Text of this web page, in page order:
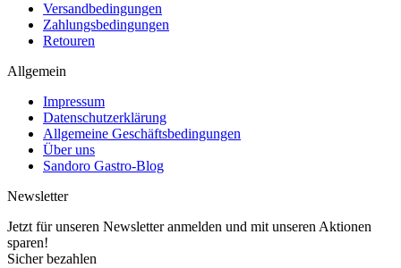
Versandbedingungen
Zahlungsbedingungen
Retouren
Allgemein
Impressum
Datenschutzerklärung
Allgemeine Geschäftsbedingungen
Über uns
Sandoro Gastro-Blog
Newsletter
Jetzt für unseren Newsletter anmelden und mit unseren Aktionen
sparen!
Sicher bezahlen